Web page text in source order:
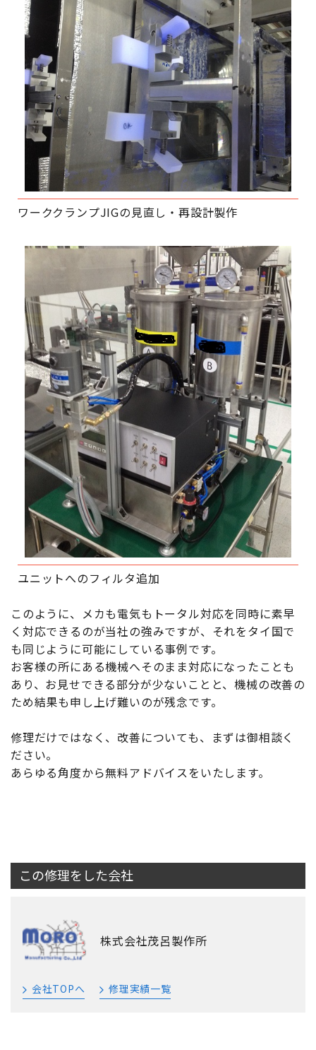
ワーククランプJIGの見直し・再設計製作
ユニットへのフィルタ追加
このように、メカも電気もトータル対応を同時に素早
く対応できるのが当社の強みですが、それをタイ国で
も同じように可能にしている事例です。
お客様の所にある機械へそのまま対応になったことも
あり、お見せできる部分が少ないことと、機械の改善の
ため結果も申し上げ難いのが残念です。
修理だけではなく、改善についても、まずは御相談く
ださい。
あらゆる角度から無料アドバイスをいたします。
この修理をした会社
株式会社茂呂製作所
会社TOPへ 修理実績一覧